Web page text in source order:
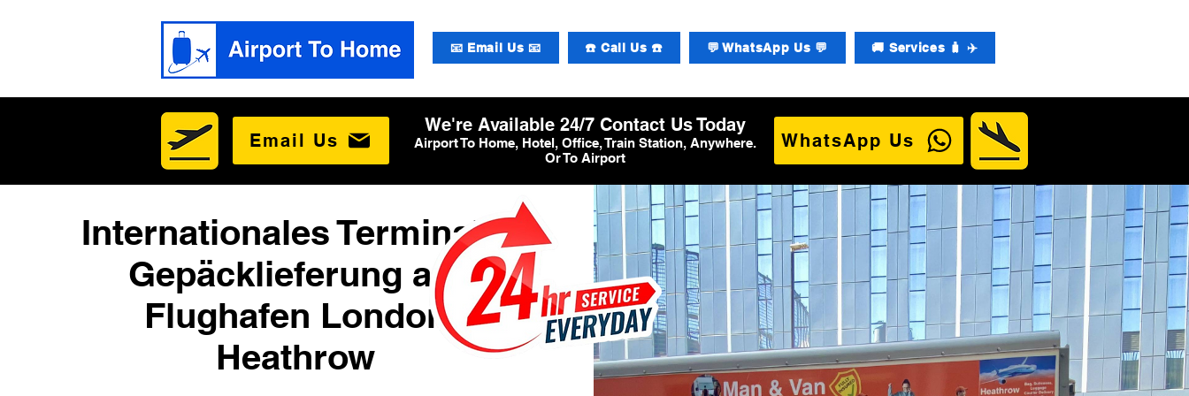
📧 Email Us 📧 ☎️ Call Us ☎️ 💬 WhatsApp Us 💬 🚚 Services 🧳 ✈️
Email Us
We're Available 24/7 Contact Us Today
Airport To Home, Hotel, Office, Train Station, Anywhere.
Or To Airport
WhatsApp Us
Internationales Terminal 1
Gepäcklieferung am
Flughafen London
Heathrow